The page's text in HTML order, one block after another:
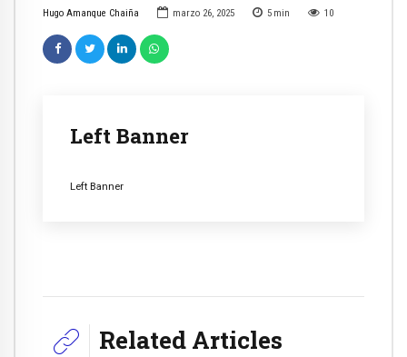
Hugo Amanque Chaiña marzo 26, 2025 5 min 10
Left Banner
Left Banner
Related Articles